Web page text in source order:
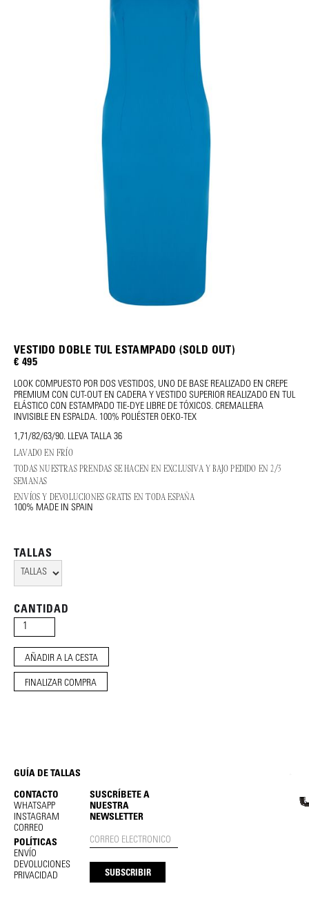
VESTIDO DOBLE TUL ESTAMPADO (SOLD OUT)
€ 495
LOOK COMPUESTO POR DOS VESTIDOS, UNO DE BASE REALIZADO EN CREPE
PREMIUM CON CUT-OUT EN CADERA Y VESTIDO SUPERIOR REALIZADO EN TUL
ELÁSTICO CON ESTAMPADO TIE-DYE LIBRE DE TÓXICOS. CREMALLERA
INVISIBLE EN ESPALDA. 100% POLIÉSTER OEKO-TEX
1,71/82/63/90. LLEVA TALLA 36
LAVADO EN FRÍO
TODAS NUESTRAS PRENDAS SE HACEN EN EXCLUSIVA Y BAJO PEDIDO EN 2/3
SEMANAS
ENVÍOS Y DEVOLUCIONES GRATIS EN TODA ESPAÑA
100% MADE IN SPAIN
TALLAS
CANTIDAD
FINALIZAR COMPRA
GUÍA DE TALLAS
CONTACTO
WHATSAPP
INSTAGRAM
CORREO
POLÍTICAS
ENVÍO
DEVOLUCIONES
PRIVACIDAD
SUSCRÍBETE A
NUESTRA
NEWSLETTER